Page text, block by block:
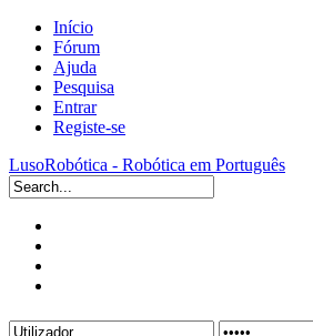
Início
Fórum
Ajuda
Pesquisa
Entrar
Registe-se
LusoRobótica - Robótica em Português